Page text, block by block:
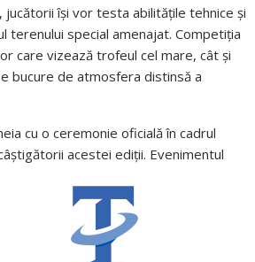
jucătorii își vor testa abilitățile tehnice și
terenului special amenajat. Competiția
care vizează trofeul cel mare, cât și
bucure de atmosfera distinsă a
cu o ceremonie oficială în cadrul
acestei ediții. Evenimentul